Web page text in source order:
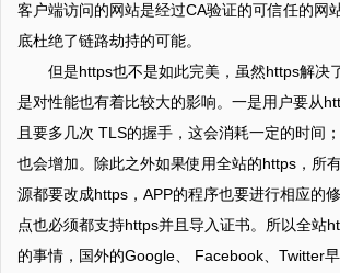
客户端访问的网站是经过CA验证的可信任的网
底杜绝了链路劫持的可能。
但是https也不是如此完美，虽然https解决
是对性能也有着比较大的影响。一是用户要从
且要多几次 TLS的握手，这会消耗一定的时间
也会增加。除此之外如果使用全站的https，所
源都要改成https，APP的程序也要进行相应的
点也必须都支持https并且导入证书。所以全站
的事情，国外的Google、 Facebook、Twitter